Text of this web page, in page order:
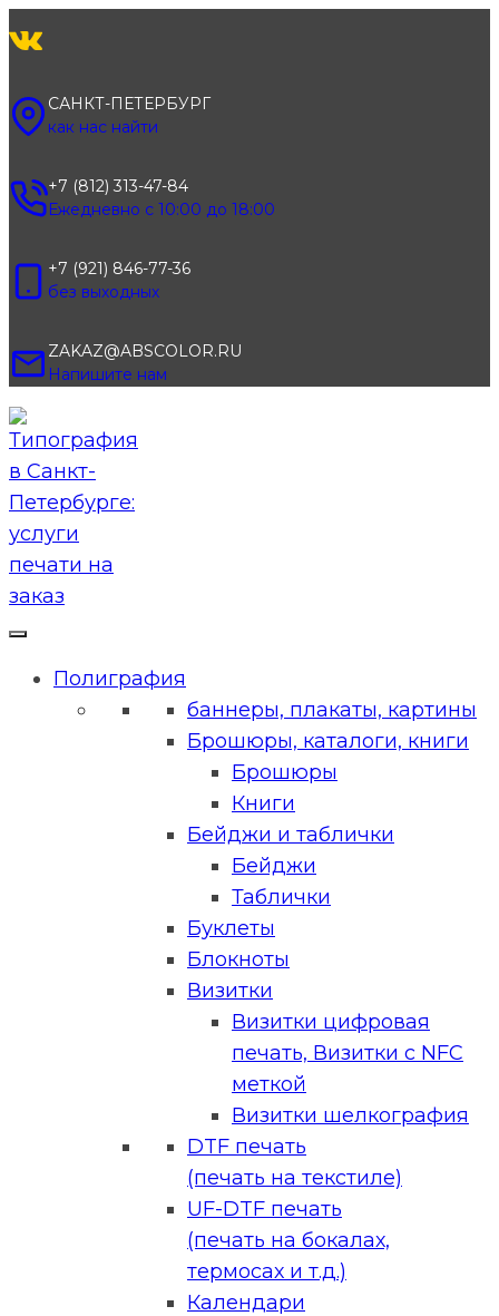
к
САНКТ-ПЕТЕРБУРГ
как нас найти
+7 (812) 313-47-84
Ежедневно с 10:00 до 18:00
+7 (921) 846-77-36
без выходных
ZAKAZ@ABSCOLOR.RU
Напишите нам
Полиграфия
баннеры, плакаты, картины
Брошюры, каталоги, книги
Брошюры
Книги
Бейджи и таблички
Бейджи
Таблички
Буклеты
Блокноты
Визитки
Визитки цифровая
печать, Визитки с NFC
меткой
Визитки шелкография
DTF печать
(печать на текстиле)
UF-DTF печать
(печать на бокалах,
термосах и т.д.)
Календари